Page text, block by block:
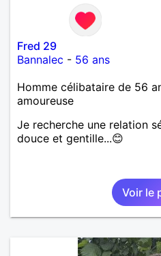
Fred 29
Bannalec - 56 ans
Homme célibataire de 56
amoureuse
Je recherche une relation
douce et gentille...😊
Voir le